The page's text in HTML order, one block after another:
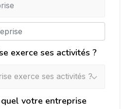
exerce ses activités ?
exerce ses activités ?
votre entreprise